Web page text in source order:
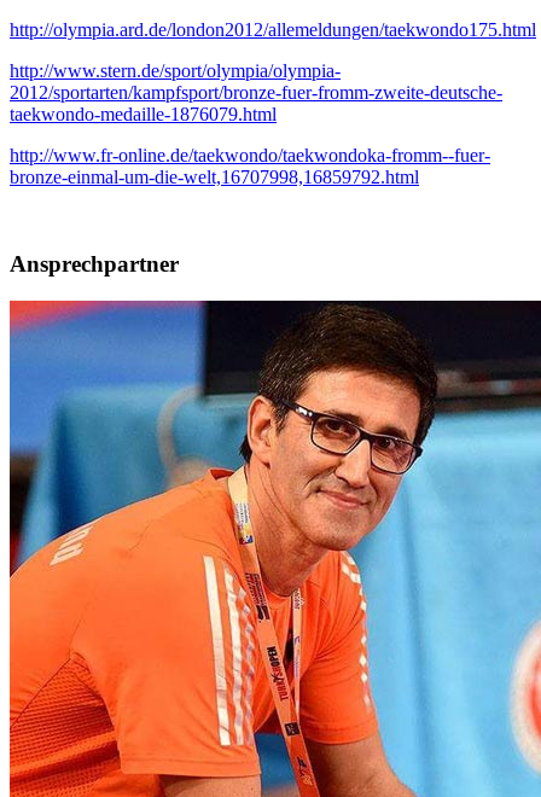
http://olympia.ard.de/london2012/allemeldungen/taekwondo175.html
http://www.stern.de/sport/olympia/olympia-
2012/sportarten/kampfsport/bronze-fuer-fromm-zweite-deutsche-
taekwondo-medaille-1876079.html
http://www.fr-online.de/taekwondo/taekwondoka-fromm--fuer-
bronze-einmal-um-die-welt,16707998,16859792.html
Ansprechpartner